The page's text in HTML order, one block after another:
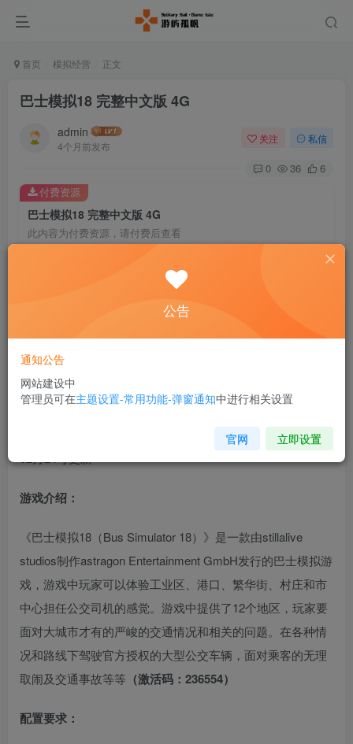
首页 模拟经营 正文
巴士模拟18 完整中文版 4G
admin
4个月前发布
关注 私信
0 36 6
巴士模拟18 完整中文版 4G
此内容为付费资源，请付费后查看
￥5
付费资源
版本介绍：
完整版|容量4GB|官方简体中文|支持键盘.鼠标.手柄|2020年
游戏介绍：
《巴士模拟18（Bus Simulator 18）》是一款由stillalive
studios制作astragon Entertainment GmbH发行的巴士模拟游
戏，游戏中玩家可以体验工业区、港口、繁华街、村庄和市
中心担任公交司机的感觉。游戏中提供了12个地区，玩家要
面对大城市才有的严峻的交通情况和相关的问题。在各种情
况和路线下驾驶官方授权的大型公交车辆，面对乘客的无理
取闹及交通事故等等 （激活码：236554）
配置要求：
公告
通知公告
网站建设中
管理员可在主题设置-常用功能-弹窗通知中进行相关设置
官网 立即设置